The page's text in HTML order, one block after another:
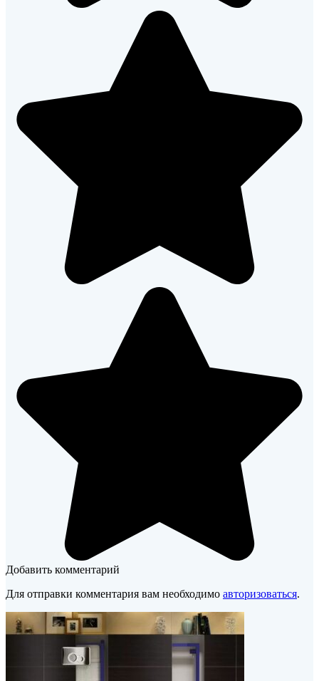
Добавить комментарий
Для отправки комментария вам необходимо авторизоваться.